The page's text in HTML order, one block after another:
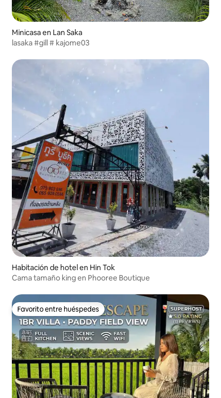
Minicasa en Lan Saka
lasaka #gill # kajome03
Habitación de hotel en Hin Tok
Cama tamaño king en Phooree Boutique
Favorito entre huéspedes
Favorito entre huéspedes